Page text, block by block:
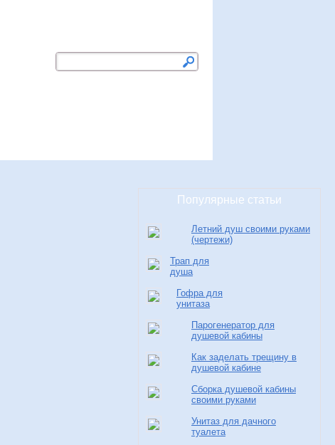
Популярные статьи
Летний душ своими руками
(чертежи)
Трап для
душа
Гофра для
унитаза
Парогенератор для
душевой кабины
Как заделать трещину в
душевой кабине
Сборка душевой кабины
своими руками
Унитаз для дачного
туалета